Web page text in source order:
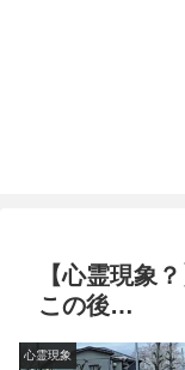
【心霊現象
この後…
心霊現象